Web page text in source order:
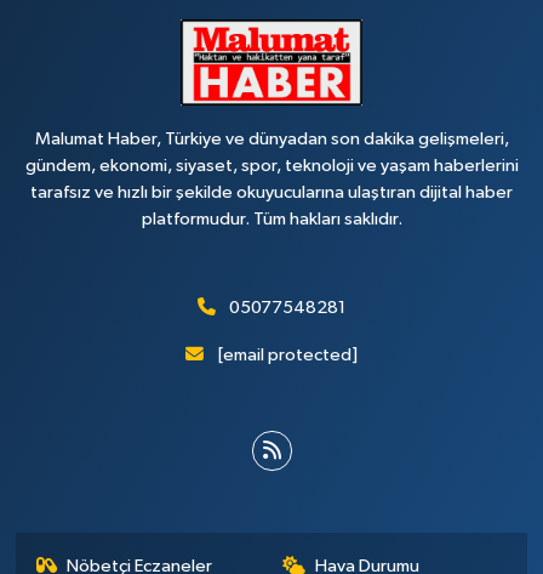
Malumat Haber, Türkiye ve dünyadan son dakika gelişmeleri,
gündem, ekonomi, siyaset, spor, teknoloji ve yaşam haberlerini
tarafsız ve hızlı bir şekilde okuyucularına ulaştıran dijital haber
platformudur. Tüm hakları saklıdır.
05077548281
[email protected]
Nöbetçi Eczaneler Hava Durumu